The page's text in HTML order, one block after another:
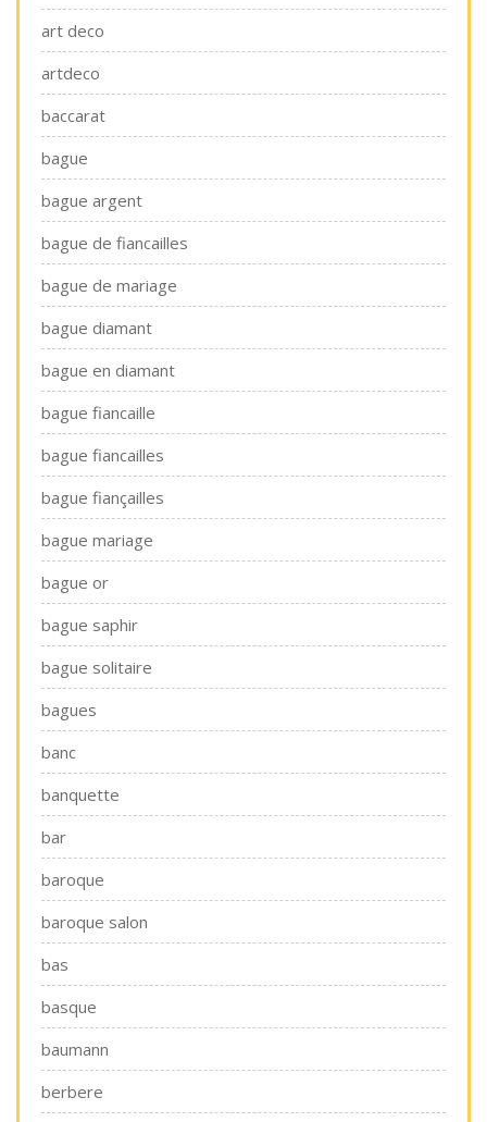
art deco
artdeco
baccarat
bague
bague argent
bague de fiancailles
bague de mariage
bague diamant
bague en diamant
bague fiancaille
bague fiancailles
bague fiançailles
bague mariage
bague or
bague saphir
bague solitaire
bagues
banc
banquette
bar
baroque
baroque salon
bas
basque
baumann
berbere